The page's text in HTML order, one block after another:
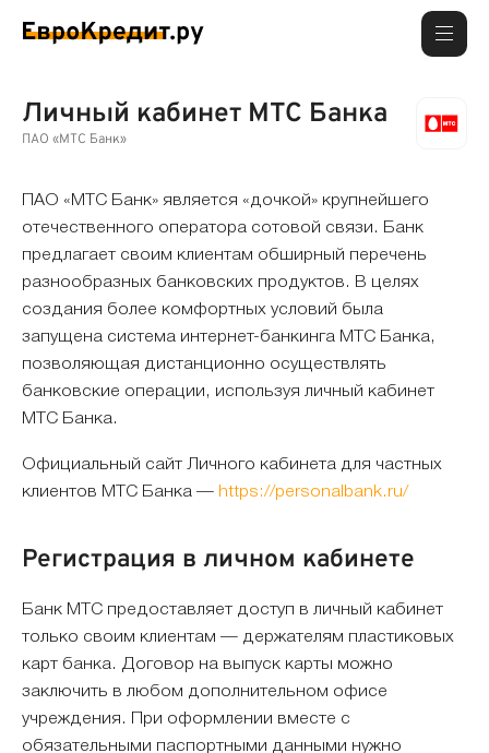
Личный кабинет МТС Банка
ПАО «МТС Банк»
ПАО «МТС Банк» является «дочкой» крупнейшего
отечественного оператора сотовой связи. Банк
предлагает своим клиентам обширный перечень
разнообразных банковских продуктов. В целях
создания более комфортных условий была
запущена система интернет-банкинга МТС Банка,
позволяющая дистанционно осуществлять
банковские операции, используя личный кабинет
МТС Банка.
Официальный сайт Личного кабинета для частных
клиентов МТС Банка — https://personalbank.ru/
Регистрация в личном кабинете
Банк МТС предоставляет доступ в личный кабинет
только своим клиентам — держателям пластиковых
карт банка. Договор на выпуск карты можно
заключить в любом дополнительном офисе
учреждения. При оформлении вместе с
обязательными паспортными данными нужно